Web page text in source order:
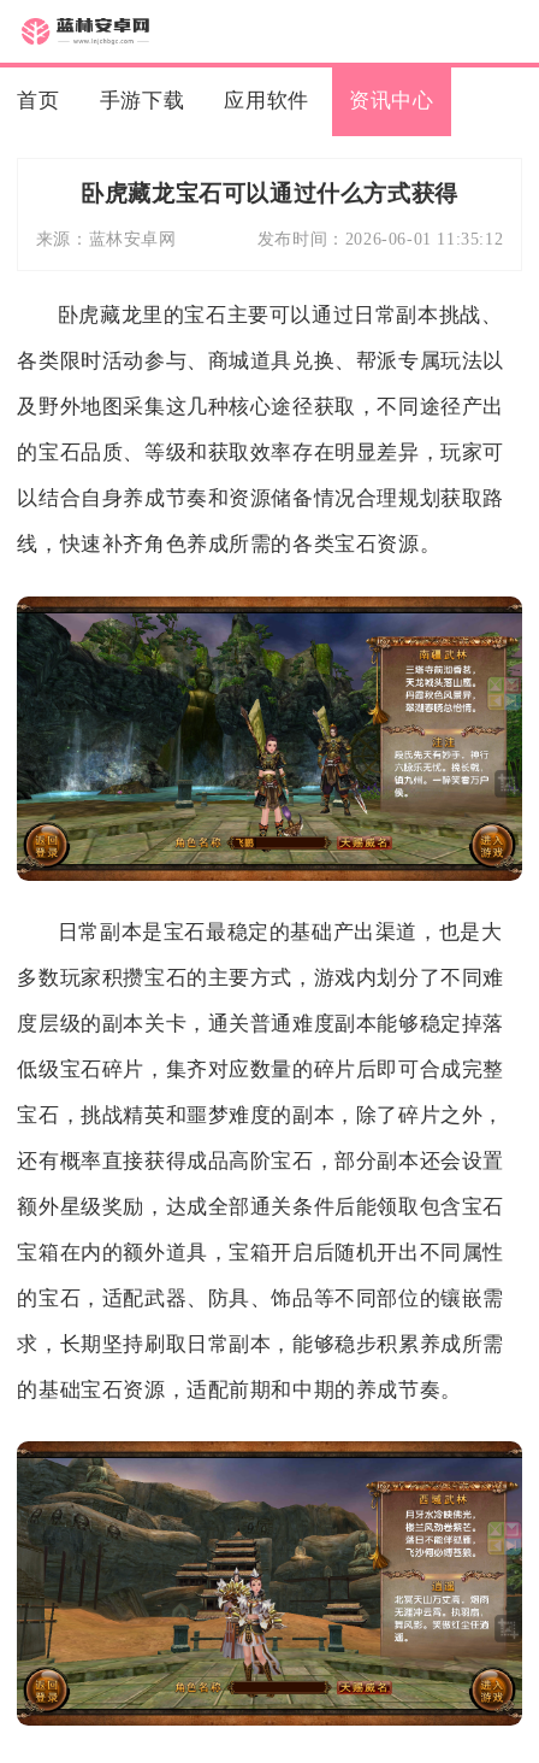
首页 手游下载 应用软件 资讯中心
卧虎藏龙宝石可以通过什么方式获得
来源： 蓝林安卓网 发布时间： 2026-06-01 11:35:12
卧虎藏龙里的宝石主要可以通过日常副本挑战、
各类限时活动参与、商城道具兑换、帮派专属玩法以
及野外地图采集这几种核心途径获取，不同途径产出
的宝石品质、等级和获取效率存在明显差异，玩家可
以结合自身养成节奏和资源储备情况合理规划获取路
线，快速补齐角色养成所需的各类宝石资源。
日常副本是宝石最稳定的基础产出渠道，也是大
多数玩家积攒宝石的主要方式，游戏内划分了不同难
度层级的副本关卡，通关普通难度副本能够稳定掉落
低级宝石碎片，集齐对应数量的碎片后即可合成完整
宝石，挑战精英和噩梦难度的副本，除了碎片之外，
还有概率直接获得成品高阶宝石，部分副本还会设置
额外星级奖励，达成全部通关条件后能领取包含宝石
宝箱在内的额外道具，宝箱开启后随机开出不同属性
的宝石，适配武器、防具、饰品等不同部位的镶嵌需
求，长期坚持刷取日常副本，能够稳步积累养成所需
的基础宝石资源，适配前期和中期的养成节奏。